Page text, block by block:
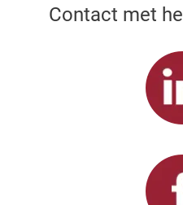
Contact met